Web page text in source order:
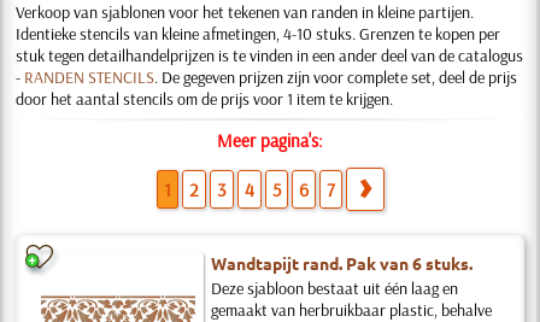
Verkoop van sjablonen voor het tekenen van randen in kleine partijen.
Identieke stencils van kleine afmetingen, 4-10 stuks. Grenzen te kopen per
stuk tegen detailhandelprijzen is te vinden in een ander deel van de catalogus
- RANDEN STENCILS. De gegeven prijzen zijn voor complete set, deel de prijs
door het aantal stencils om de prijs voor 1 item te krijgen.
Meer pagina's:
1 2 3 4 5 6 7
Wandtapijt rand. Pak van 6 stuks.
Deze sjabloon bestaat uit één laag en
gemaakt van herbruikbaar plastic, behalve